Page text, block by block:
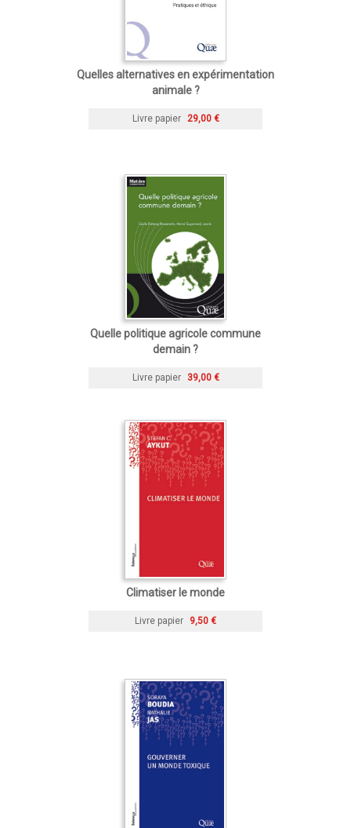
Quelles alternatives en expérimentation
animale ?
Livre papier 29,00 €
Quelle politique agricole commune
demain ?
Livre papier 39,00 €
Climatiser le monde
Livre papier 9,50 €